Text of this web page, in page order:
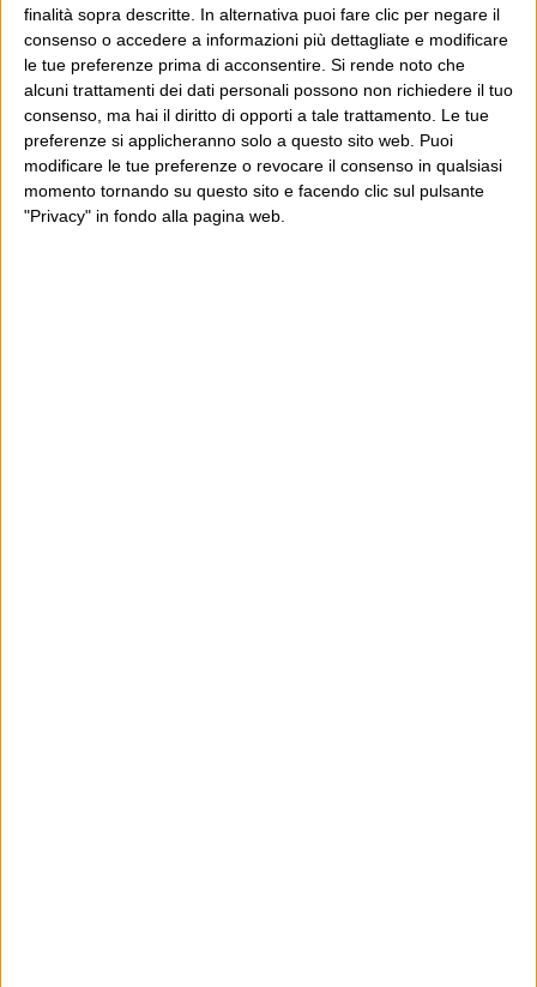
finalità sopra descritte. In alternativa puoi fare clic per negare il
consenso o accedere a informazioni più dettagliate e modificare
le tue preferenze prima di acconsentire. Si rende noto che
alcuni trattamenti dei dati personali possono non richiedere il tuo
consenso, ma hai il diritto di opporti a tale trattamento. Le tue
preferenze si applicheranno solo a questo sito web. Puoi
modificare le tue preferenze o revocare il consenso in qualsiasi
momento tornando su questo sito e facendo clic sul pulsante
"Privacy" in fondo alla pagina web.
Parcheggiami ancora
27 Gennaio 2010 Cinema
Ho visto il film nuovo di Muccino, Baciami ancora. La
premessa al giudizio è che a me Muccino è piaciuto
molto quando l’ho visto intervistato alle Invasioni